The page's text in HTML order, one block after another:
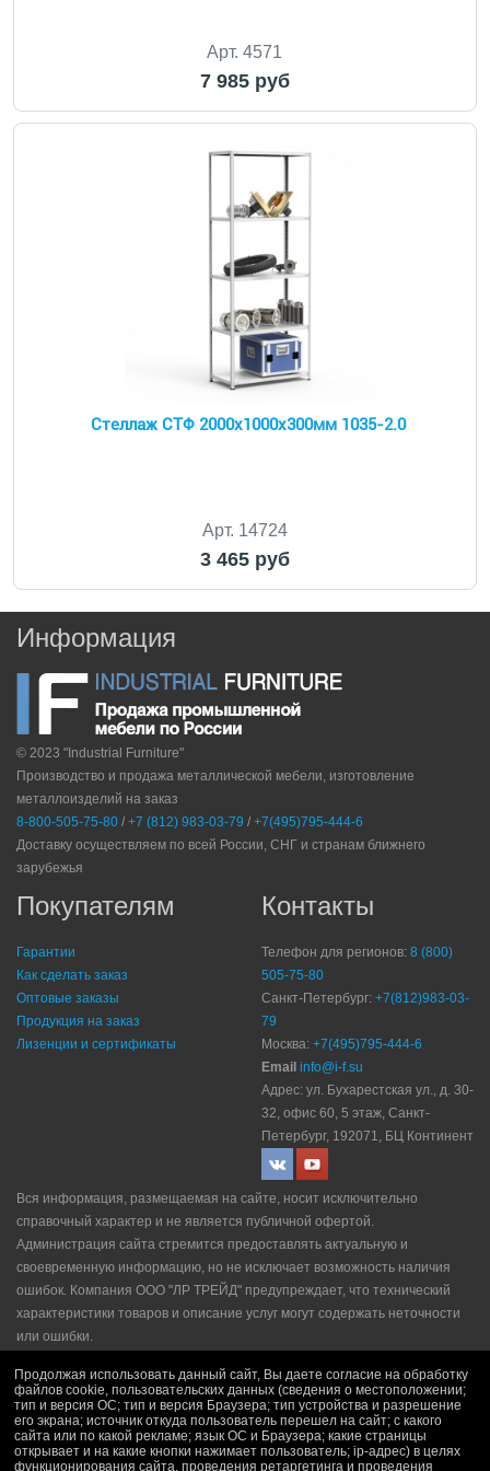
Арт. 4571
7 985 руб
Стеллаж СТФ 2000x1000x300мм 1035-2.0
Арт. 14724
3 465 руб
Информация
© 2023 "Industrial Furniture"
Производство и продажа металлической мебели, изготовление
металлоизделий на заказ
8-800-505-75-80 / +7 (812) 983-03-79 / +7(495)795-444-6
Доставку осуществляем по всей России, СНГ и странам ближнего
зарубежья
Покупателям
Гарантии
Как сделать заказ
Оптовые заказы
Продукция на заказ
Лизенции и сертификаты
Контакты
Телефон для регионов: 8 (800)
505-75-80
Санкт-Петербург: +7(812)983-03-
79
Москва: +7(495)795-444-6
Email info@i-f.su
Адрес: ул. Бухарестская ул., д. 30-
32, офис 60, 5 этаж, Санкт-
Петербург, 192071, БЦ Континент
Вся информация, размещаемая на сайте, носит исключительно
справочный характер и не является публичной офертой.
Администрация сайта стремится предоставлять актуальную и
своевременную информацию, но не исключает возможность наличия
ошибок. Компания ООО "ЛР ТРЕЙД" прeдупрeждaeт, что технический
характеристики товаров и описание услуг могут содержать неточности
или ошибки.
Политика рекламной рассылки|Правила продажи
Продолжая использовать данный сайт, Вы даете согласие на обработку
файлов cookie, пользовательских данных (сведения о местоположении;
тип и версия ОС; тип и версия Браузера; тип устройства и разрешение
его экрана; источник откуда пользователь перешел на сайт; с какого
сайта или по какой рекламе; язык ОС и Браузера; какие страницы
открывает и на какие кнопки нажимает пользователь; ip-адрес) в целях
функционирования сайта, проведения ретаргетинга и проведения